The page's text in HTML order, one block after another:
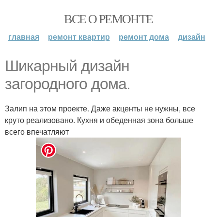
ВСЕ О РЕМОНТЕ
главная ремонт квартир ремонт дома дизайн
Шикарный дизайн
загородного дома.
Залип на этом проекте. Даже акценты не нужны, все
круто реализовано. Кухня и обеденная зона больше
всего впечатляют